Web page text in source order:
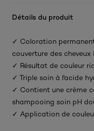
Détails du produit
✓ Coloration
couverture des cheveux
✓ Résultat de couleur
✓ Triple soin à l'acide
✓ Contient une crème
shampooing soin pH
✓ Application de